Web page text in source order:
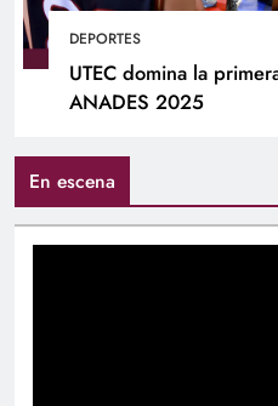
DEPORTES
UTEC domina la
ANADES 2025
En escena